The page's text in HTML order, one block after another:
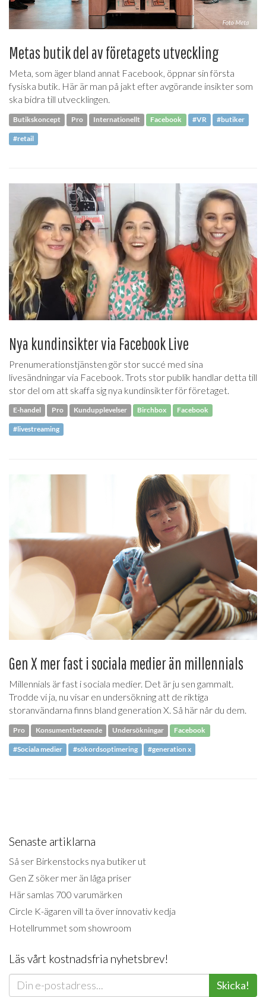
Metas butik del av företagets utveckling
Meta, som äger bland annat Facebook, öppnar sin första
fysiska butik. Här är man på jakt efter avgörande insikter som
ska bidra till utvecklingen.
Butikskoncept Pro Internationellt Facebook #VR #butiker
#retail
Nya kundinsikter via Facebook Live
Prenumerationstjänsten gör stor succé med sina
livesändningar via Facebook. Trots stor publik handlar detta till
stor del om att skaffa sig nya kundinsikter för företaget.
E-handel Pro Kundupplevelser Birchbox Facebook
#livestreaming
Gen X mer fast i sociala medier än millennials
Millennials är fast i sociala medier. Det är ju sen gammalt.
Trodde vi ja, nu visar en undersökning att de riktiga
storanvändarna finns bland generation X. Så här når du dem.
Pro Konsumentbeteende Undersökningar Facebook
#Sociala medier #sökordsoptimering #generation x
Senaste artiklarna
Så ser Birkenstocks nya butiker ut
Gen Z söker mer än låga priser
Här samlas 700 varumärken
Circle K-ägaren vill ta över innovativ kedja
Hotellrummet som showroom
Läs vårt kostnadsfria nyhetsbrev!
Skicka!